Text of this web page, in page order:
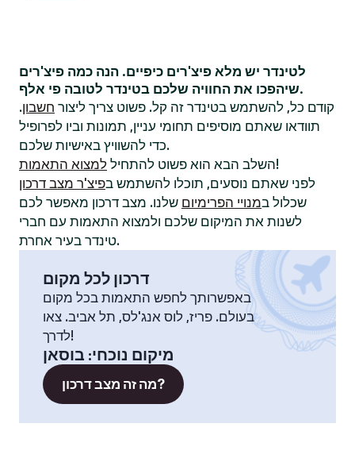
לטינדר יש מלא פיצ'רים כיפיים. הנה כמה פיצ'רים
שיהפכו את החוויה שלכם בטינדר לטובה פי אלף.
קודם כל, להשתמש בטינדר זה קל. פשוט צריך ליצור חשבון.
תוודאו שאתם מוסיפים תחומי עניין, תמונות וביו לפרופיל
כדי להשוויץ באישיות שלכם.
השלב הבא הוא פשוט להתחיל למצוא התאמות
!
לפני שאתם נוסעים, תוכלו להשתמש בפיצ'ר מצב דרכון
שכלול במנויי הפרימיום שלנו. מצב דרכון מאפשר לכם
לשנות את המיקום שלכם ולמצוא התאמות עם חברי
טינדר בעיר אחרת.
דרכון לכל מקום
באפשרותך לחפש התאמות בכל מקום
בעולם. פריז, לוס אנג'לס, תל אביב. צאו
לדרך!
מיקום נוכחי: בוסאן
מה זה מצב דרכון?